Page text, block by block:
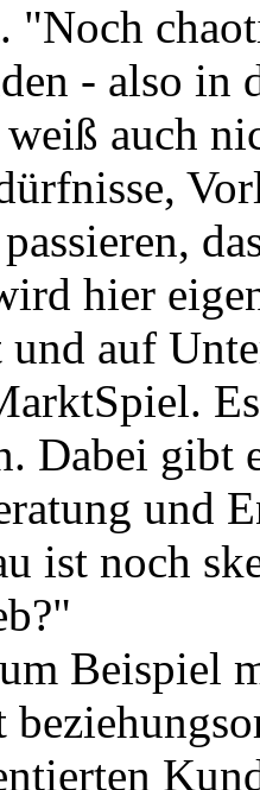
- also in
auch
hier
auf
Dabei gibt
und
ist noch
Beispiel